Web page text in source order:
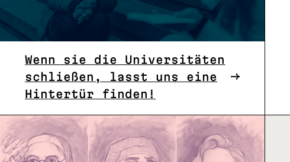
Wenn sie die Universitäten
schließen, lasst uns eine
Hintertür finden!